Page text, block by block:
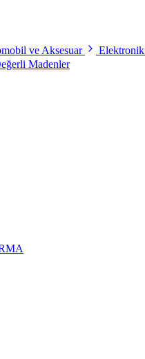
ve Aksesuar Elektronik
Madenler